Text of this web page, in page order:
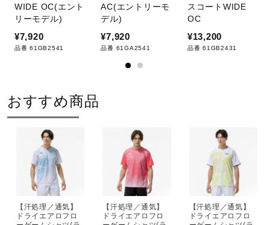
WIDE OC(エント
リーモデル)
¥7,920
品番 61GB2541
AC(エントリーモ
デル)
¥7,920
品番 61GA2541
スコートWIDE
OC
¥13,200
品番 61GB2431
おすすめ商品
【汗処理／通気】
ドライエアロフロ
【汗処理／通気】
ドライエアロフロ
【汗処理／通気】
ドライエアロフロ